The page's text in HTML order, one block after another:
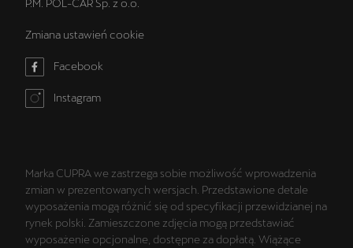
Zmiana ustawień cookie
Facebook
Instagram
Marka CUPRA we zastrzega sobie możliwość wprowadzenia
zmian w prezentowanych wersjach. Przedstawione detale
wyposażenia mogą różnić się od specyfikacji przewidzianej na
rynek polski. Zamieszczone zdjęcia mogą przedstawiać
wyposażenie opcjonalne, dostępne za dopłatą. Wiążące